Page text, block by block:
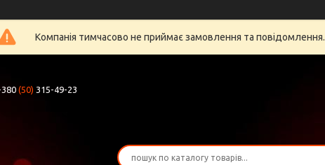
Компанія тимчасово не приймає замовлення та повідомлення.
(50) 315-49-23